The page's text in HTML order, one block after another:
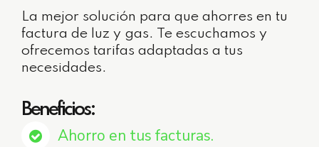
La mejor solución para que ahorres en tu
factura de luz y gas. Te escuchamos y
ofrecemos tarifas adaptadas a tus
necesidades.
Beneficios:
Ahorro en tus facturas.